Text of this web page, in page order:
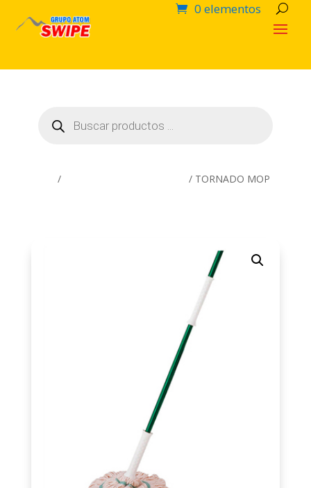
0 elementos
productos
/ / TORNADO MOP